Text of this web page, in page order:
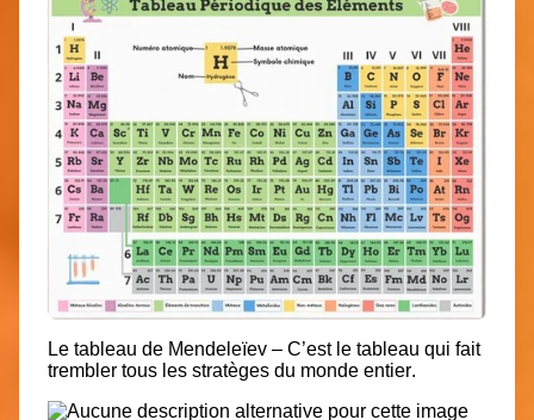
Le tableau de Mendeleïev – C’est le tableau qui fait
trembler tous les stratèges du monde entier.